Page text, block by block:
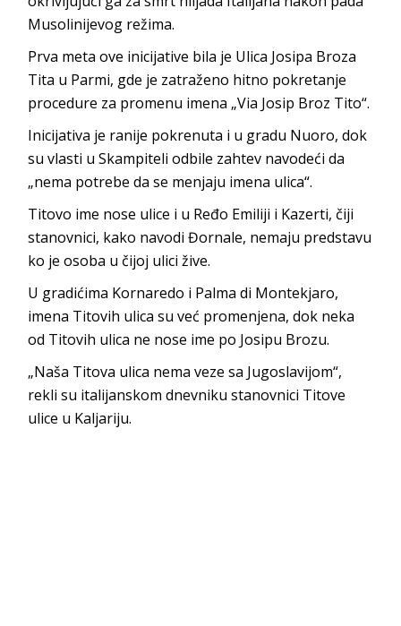
Musolinijevog režima.
Prva meta ove inicijative bila je Ulica Josipa Broza
Tita u Parmi, gde je zatraženo hitno pokretanje
procedure za promenu imena „Via Josip Broz Tito“.
Inicijativa je ranije pokrenuta i u gradu Nuoro, dok
su vlasti u Skampiteli odbile zahtev navodeći da
„nema potrebe da se menjaju imena ulica“.
Titovo ime nose ulice i u Ređo Emiliji i Kazerti, čiji
stanovnici, kako navodi Đornale, nemaju predstavu
ko je osoba u čijoj ulici žive.
U gradićima Kornaredo i Palma di Montekjaro,
imena Titovih ulica su već promenjena, dok neka
od Titovih ulica ne nose ime po Josipu Brozu.
„Naša Titova ulica nema veze sa Jugoslavijom“,
rekli su italijanskom dnevniku stanovnici Titove
ulice u Kaljariju.